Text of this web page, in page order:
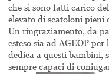
che si sono fatti carico
elevato di scatoloni pieni
Un ringraziamento, da
esteso sia ad AGEOP
dedica a questi bambini,
sempre capaci di